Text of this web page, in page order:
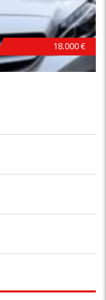
18.000 €